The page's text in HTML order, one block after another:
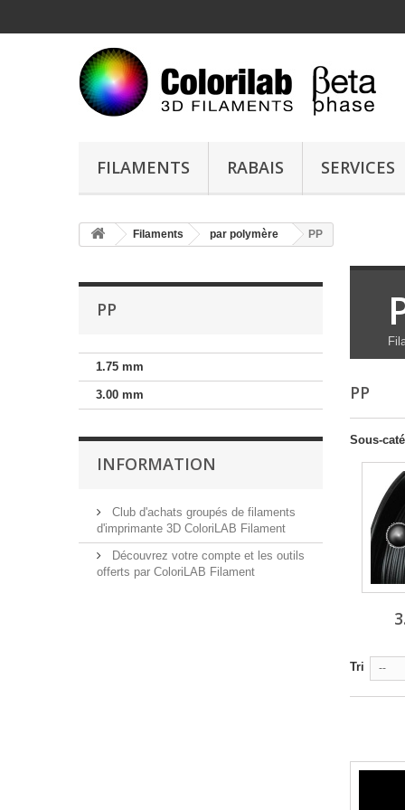
FILAMENTS RABAIS SERVICES
Filaments par polymère PP
PP
1.75 mm
3.00 mm
INFORMATION
Club d'achats groupés de filaments
d'imprimante 3D ColoriLAB Filament
Découvrez votre compte et les outils
offerts par ColoriLAB Filament
PP
Sous-
Tri --